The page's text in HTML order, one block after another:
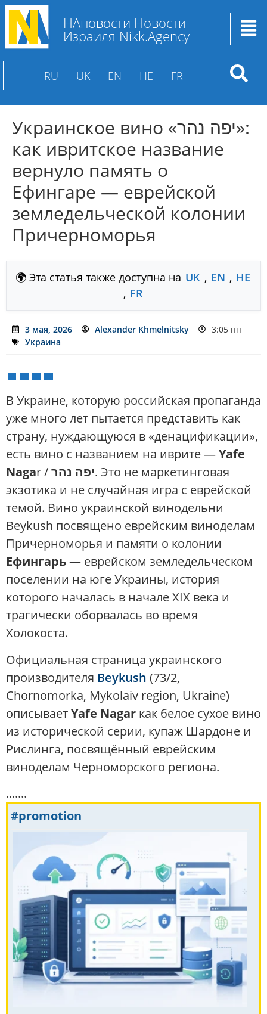
НАновости Новости
Израиля Nikk.Agency
RU UK EN HE FR
Украинское вино «יפה נהר»:
как ивритское название
вернуло память о
Ефингаре — еврейской
земледельческой колонии
Причерноморья
🌍 Эта статья также доступна на UK , EN , HE
, FR
3 мая, 2026 Alexander Khmelnitsky
3:05 пп
Украина
В Украине, которую российская пропаганда
уже много лет пытается представить как
страну, нуждающуюся в «денацификации»,
есть вино с названием на иврите —Yafe
Nagar /יפה נהר. Это не маркетинговая
экзотика и не случайная игра с еврейской
темой. Вино украинской винодельни
Beykush посвящено еврейским виноделам
Причерноморья и памяти о колонии
Ефингарь— еврейском земледельческом
поселении на юге Украины, история
которого началась в начале XIX века и
трагически оборвалась во время
Холокоста.
Официальная страница украинского
производителя Beykush (73/2,
Chornomorka, Mykolaiv region, Ukraine)
описываетYafe Nagar как белое сухое вино
из исторической серии, купаж Шардоне и
Рислинга, посвящённый еврейским
виноделам Черноморского региона.
.......
#promotion